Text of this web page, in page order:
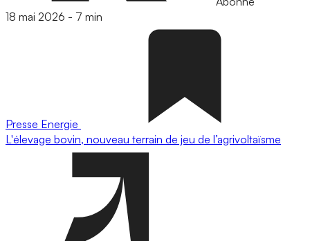
18 mai 2026 - 7 min
Presse Energie
L'élevage bovin, nouveau terrain de jeu de l’agrivoltaïsme